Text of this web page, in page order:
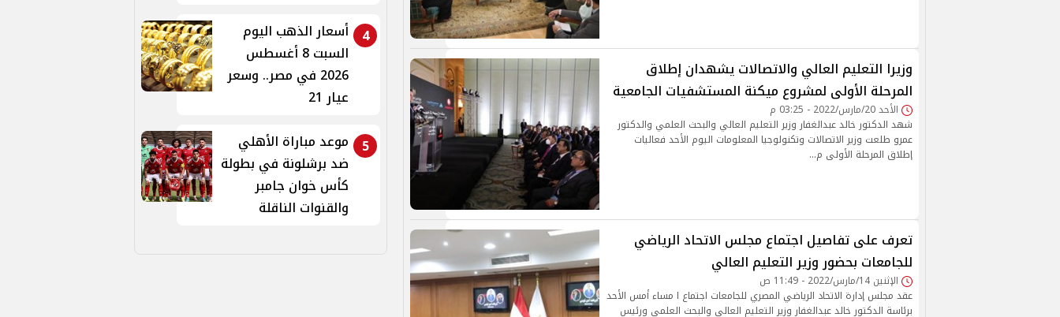
وزيرا التعليم العالي والاتصالات يشهدان إطلاق
المرحلة الأولى لمشروع ميكنة المستشفيات الجامعية
الأحد 20/مارس/2022 - 03:25 م
شهد الدكتور خالد عبدالغفار وزير التعليم العالي والبحث العلمي والدكتور
عمرو طلعت وزير الاتصالات وتكنولوجيا المعلومات اليوم الأحد فعاليات
إطلاق المرحلة الأولى م…
تعرف على تفاصيل اجتماع مجلس الاتحاد الرياضي
للجامعات بحضور وزير التعليم العالي
الإثنين 14/مارس/2022 - 11:49 ص
عقد مجلس إدارة الاتحاد الرياضي المصري للجامعات اجتماع ا مساء أمس الأحد
برئاسة الدكتور خالد عبدالغفار وزير التعليم العالي والبحث العلمي ورئيس
4
أسعار الذهب اليوم
السبت 8 أغسطس
2026 في مصر.. وسعر
عيار 21
5
موعد مباراة الأهلي
ضد برشلونة في بطولة
كأس خوان جامبر
والقنوات الناقلة